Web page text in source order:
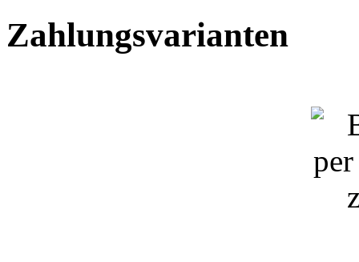
Zahlungsvarianten